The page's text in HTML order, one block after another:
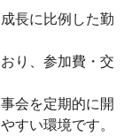
長に比例した勤
り、参加費・交
会を定期的に開
すい環境です。